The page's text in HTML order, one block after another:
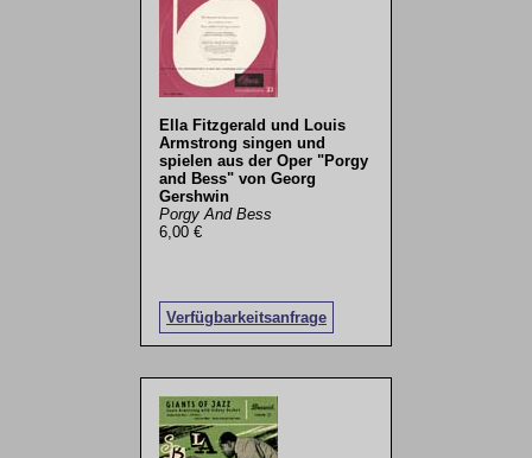
Ella Fitzgerald und Louis
Armstrong singen und
spielen aus der Oper "Porgy
and Bess" von Georg
Gershwin
Porgy And Bess
6,00 €
Verfügbarkeitsanfrage